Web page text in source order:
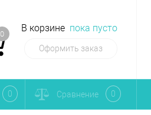
0
В корзине пока пусто
Оформить заказ
0 Сравнение 0